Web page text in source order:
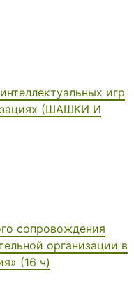
игр
(ШАШКИ И
сопровождения
организации в
(16 ч)